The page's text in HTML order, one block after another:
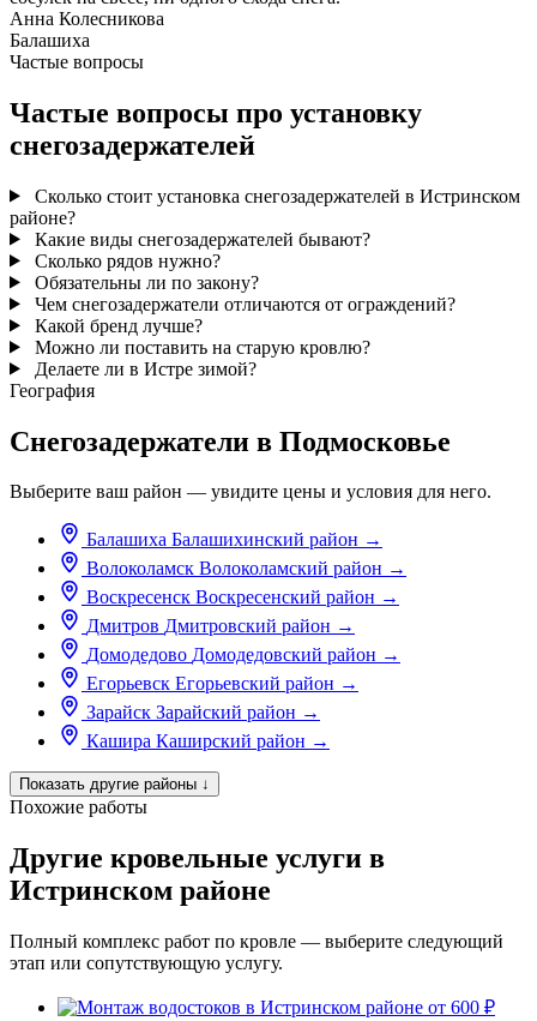
Анна Колесникова
Балашиха
Частые вопросы
Частые вопросы про установку
снегозадержателей
Сколько стоит установка снегозадержателей в Истринском
районе?
Какие виды снегозадержателей бывают?
Сколько рядов нужно?
Обязательны ли по закону?
Чем снегозадержатели отличаются от ограждений?
Какой бренд лучше?
Можно ли поставить на старую кровлю?
Делаете ли в Истре зимой?
География
Снегозадержатели в Подмосковье
Выберите ваш район — увидите цены и условия для него.
Балашиха Балашихинский район →
Волоколамск Волоколамский район →
Воскресенск Воскресенский район →
Дмитров Дмитровский район →
Домодедово Домодедовский район →
Егорьевск Егорьевский район →
Зарайск Зарайский район →
Кашира Каширский район →
Показать другие районы ↓
Похожие работы
Другие кровельные услуги в
Истринском районе
Полный комплекс работ по кровле — выберите следующий
этап или сопутствующую услугу.
от 600 ₽